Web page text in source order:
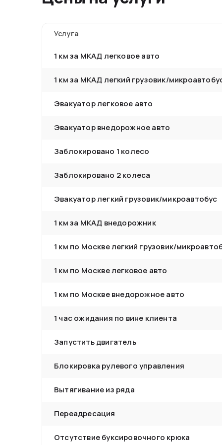
Услуга
1 км за МКАД легковое авто
1 км за МКАД легкий грузовик/
Эвакуатор легковое авто
Эвакуатор внедорожное авто
Заблокировано 1 колесо
Заблокировано 2 колеса
Эвакуатор легкий грузовик/микроавтобус
1 км за МКАД внедорожник
1 км по Москве легкий грузовик/
1 км по Москве легковое авто
1 км по Москве внедорожное авто
1 час ожидания по вине клиента
Запустить двигатель
Блокировка рулевого управления
Вытягивание из ряда
Переадресация
Отсутствие буксировочного крюка